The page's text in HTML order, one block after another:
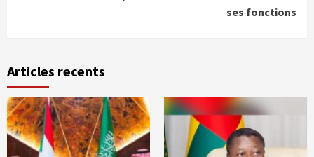
ses fonctions
Articles recents